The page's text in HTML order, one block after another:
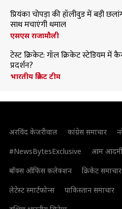
प्रियंका चोपड़ा की हॉलीवुड में बड़ी
साथ मचाएंगी धमाल
एसएस राजामौली
टेस्ट क्रिकेट: गॉल क्रिकेट स्टेडियम में
प्रदर्शन?
भारतीय क्रिकेट टीम
अरविंद केजरीवाल कांग्रेस समाचार
#NewsBytesExclusive
आम आदमी
बॉक्स ऑफिस कलेक्शन
क्रिकेट समाचार
लेटेस्ट स्मार्टफोन्स
पाकिस्तान समाचार